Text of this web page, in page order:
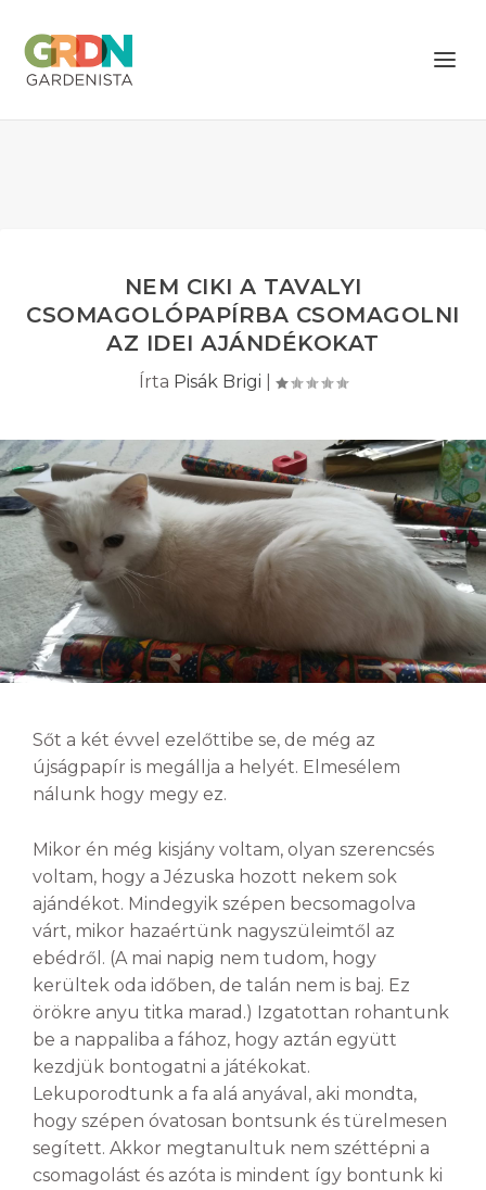
NEM CIKI A TAVALYI
CSOMAGOLÓPAPÍRBA CSOMAGOLNI
AZ IDEI AJÁNDÉKOKAT
Írta Pisák Brigi
Sőt a két évvel ezelőttibe se, de még az
újságpapír is megállja a helyét. Elmesélem
nálunk hogy megy ez.
Mikor én még kisjány voltam, olyan szerencsés
voltam, hogy a Jézuska hozott nekem sok
ajándékot. Mindegyik szépen becsomagolva
várt, mikor hazaértünk nagyszüleimtől az
ebédről. (A mai napig nem tudom, hogy
kerültek oda időben, de talán nem is baj. Ez
örökre anyu titka marad.) Izgatottan rohantunk
be a nappaliba a fához, hogy aztán együtt
kezdjük bontogatni a játékokat.
Lekuporodtunk a fa alá anyával, aki mondta,
hogy szépen óvatosan bontsunk és türelmesen
segített. Akkor megtanultuk nem széttépni a
csomagolást és azóta is mindent így bontunk ki